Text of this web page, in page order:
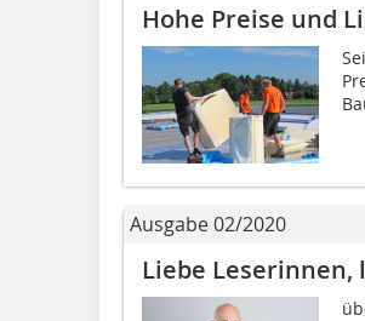
Hohe Preise und
Ausgabe 02/2020
Liebe Leserinnen,